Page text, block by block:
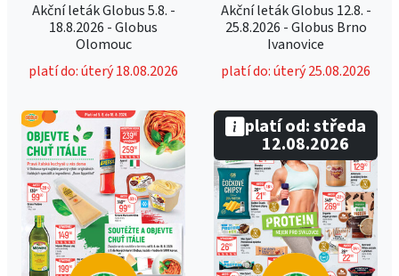
Akční leták Globus 5.8. -
18.8.2026 - Globus
Olomouc
platí do: úterý 18.08.2026
Akční leták Globus 12.8. -
25.8.2026 - Globus Brno
Ivanovice
platí do: úterý 25.08.2026
platí od: středa
12.08.2026